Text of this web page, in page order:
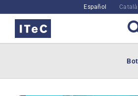
content
Español Català